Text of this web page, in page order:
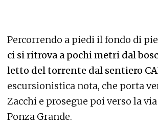
Percorrendo a piedi il fondo di
ci si ritrova a pochi metri dal
letto del torrente dal sentiero
escursionistica nota, che porta
Zacchi e prosegue poi verso la
Ponza Grande.